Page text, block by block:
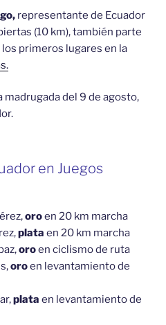
representante de Ecuador
(10 km), también parte
primeros lugares en la
madrugada del 9 de agosto,
en Juegos
oroen 20 km marcha
plata en 20 km marcha
oroen ciclismo de ruta
oroen levantamiento de
plata en levantamiento de